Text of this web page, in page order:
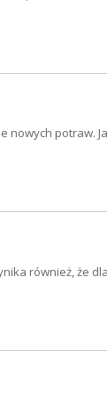
nowych potraw.
również, że